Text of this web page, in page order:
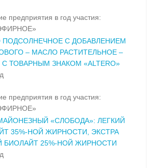
предприятия в год участия:
ПОДСОЛНЕЧНОЕ С ДОБАВЛЕНИЕМ
– МАСЛО РАСТИТЕЛЬНОЕ –
ТОВАРНЫМ ЗНАКОМ «ALTERO»
предприятия в год участия:
«СЛОБОДА»: ЛЕГКИЙ
35%-НОЙ ЖИРНОСТИ, ЭКСТРА
БИОЛАЙТ 25%-НОЙ ЖИРНОСТИ